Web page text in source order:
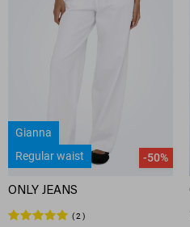
Gianna
Regular waist
-50%
ONLY JEANS
2